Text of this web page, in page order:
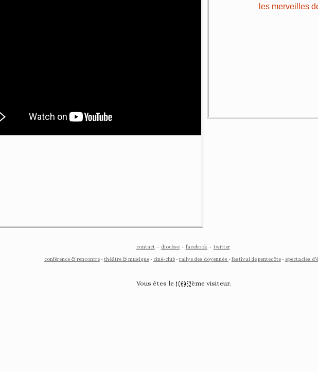
les merveilles
contact - diocèse- facebook - twitter
conférence & rencontre- théâtre & musique- ciné-club- rallye des doyennés - festival de pentecôte- spectacles
Vous êtes le ème visiteur.